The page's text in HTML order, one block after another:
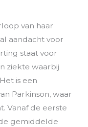
van haar
aandacht voor
staat voor
ziekte waarbij
is een
Parkinson, waar
Vanaf de eerste
gemiddelde